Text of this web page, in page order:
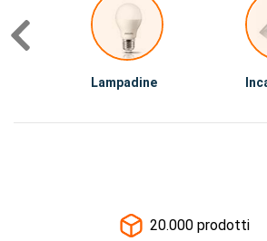
Lampadine
20.000 prodotti